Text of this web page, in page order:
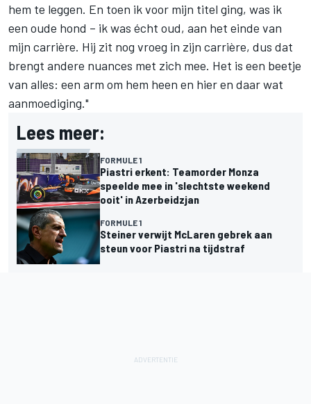
hem te leggen. En toen ik voor mijn titel ging, was ik
een oude hond – ik was écht oud, aan het einde van
mijn carrière. Hij zit nog vroeg in zijn carrière, dus dat
brengt andere nuances met zich mee. Het is een beetje
van alles: een arm om hem heen en hier en daar wat
aanmoediging."
Lees meer:
FORMULE 1
Piastri erkent: Teamorder Monza
speelde mee in 'slechtste weekend
ooit' in Azerbeidzjan
FORMULE 1
Steiner verwijt McLaren gebrek aan
steun voor Piastri na tijdstraf